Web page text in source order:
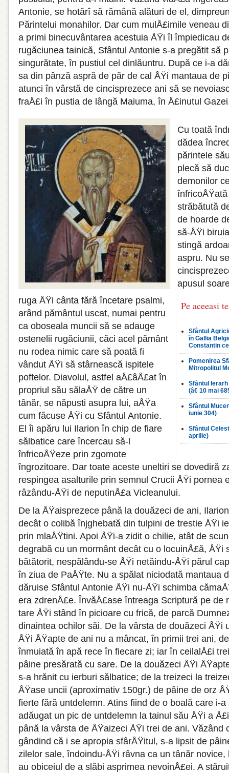
Antonie, se hotărî să rămână alături de el,
Părintelui monahilor. Dar cum mulÅ£imile veneau
a primi binecuvântarea acestuia ÅŸi îl împiedicau
rugăciunea tainică, Sfântul Antonie s-a pregătit să
singurătate, în pustiul cel dinlăuntru. După ce i-a
sa din pânză aspră de păr de cal ÅŸi mantaua de
atunci în vârstă de cincisprezece ani să se
fraÅ£i în pustia de lângă Maiuma, în Å£inutul
Pe aceeasi
Sfântul
în Gallia
Constantin
Pomenirea
Mitropolitul
Sfântul
(â€ 10 mai
Sfântul
iunie 304)
Sfântul
aprilie)
Cu toată
dădea
părintele
plecă să
demonilor
străbătută
de hoarde
să-ÅŸi
stingă
aspru. Nu
apusul
ruga ÅŸi cânta fără încetare psalmi,
arând pământul uscat, numai pentru
ca oboseala muncii să se adauge
ostenelii rugăciunii, căci acel pământ
nu rodea nimic care să poată fi
vândut ÅŸi să stârnească ispitele
poftelor. Diavolul, astfel aÅ£âÅ£at în
propriul său sălaÅŸ de către un
tânăr, se năpusti asupra lui, aÅŸa
cum făcuse ÅŸi cu Sfântul Antonie.
El îi apăru lui Ilarion în chip de fiare
sălbatice care încercau să-l
înfricoÅŸeze prin zgomote
îngrozitoare. Dar toate aceste uneltiri se dovediră
respingea asalturile prin semnul Crucii ÅŸi pornea
râzându-ÅŸi de neputinÅ£a Vicleanului.
De la ÅŸaisprezece până la douăzeci de ani,
decât o colibă înjghebată din tulpini de trestie ÅŸi
prin mlaÅŸtini. Apoi ÅŸi-a zidit o chilie, atât de
degrabă cu un mormânt decât cu o locuinÅ£ă, ÅŸi
bătătorit, nespălându-se ÅŸi netăindu-ÅŸi părul
în ziua de PaÅŸte. Nu a spălat niciodată mantaua
dăruise Sfântul Antonie ÅŸi nu-ÅŸi schimba
era zdrenÅ£e. ÎnvăÅ£ase întreaga Scriptură pe de
tare ÅŸi stând în picioare cu frică, de parcă
dinaintea ochilor săi. De la vârsta de douăzeci ÅŸi
ÅŸi ÅŸapte de ani nu a mâncat, în primii trei ani,
înmuiată în apă rece în fiecare zi; iar în ceilalÅ£i
pâine presărată cu sare. De la douăzeci ÅŸi
s-a hrănit cu ierburi sălbatice; de la treizeci la
ÅŸase uncii (aproximativ 150gr.) de pâine de orz
fierte fără untdelemn. Atins fiind de o boală care i-
adăugat un pic de untdelemn la tainul său ÅŸi a
până la vârsta de ÅŸaizeci ÅŸi trei de ani. Văzând
gândind că i se apropia sfârÅŸitul, s-a lipsit de
zilelor sale, îndoindu-ÅŸi râvna ca un tânăr
au obiceiul de a slăbi asprimea nevoinÅ£ei. A